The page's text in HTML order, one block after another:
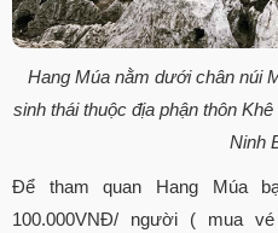
Hang Múa nằm dưới chân núi
sinh thái thuộc địa phận thôn
Ninh
Để tham quan Hang Múa
100.000VNĐ/ người ( mua